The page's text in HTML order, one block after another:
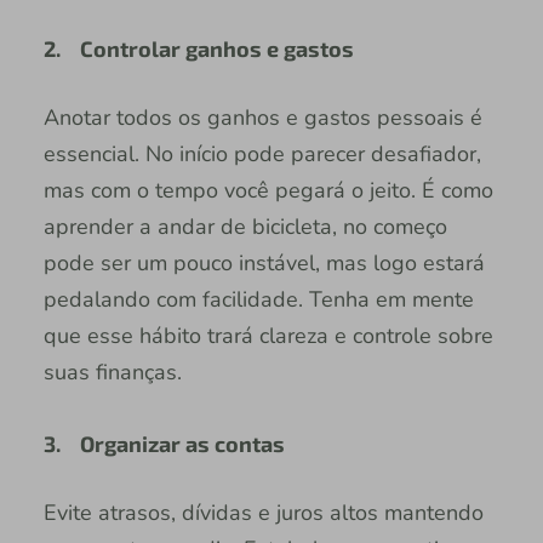
2. Controlar ganhos e gastos
Anotar todos os ganhos e gastos pessoais é
essencial. No início pode parecer desafiador,
mas com o tempo você pegará o jeito. É como
aprender a andar de bicicleta, no começo
pode ser um pouco instável, mas logo estará
pedalando com facilidade. Tenha em mente
que esse hábito trará clareza e controle sobre
suas finanças.
3. Organizar as contas
Evite atrasos, dívidas e juros altos mantendo